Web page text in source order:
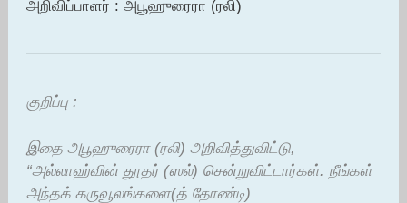
அறிவிப்பாளர் : அபூஹுரைரா (ரலி)
குறிப்பு :
இதை அபூஹுரைரா (ரலி) அறிவித்துவிட்டு,
“அல்லாஹ்வின் தூதர் (ஸல்) சென்றுவிட்டார்கள். நீங்கள்
அந்தக் கருவூலங்களை(த் தோண்டி)